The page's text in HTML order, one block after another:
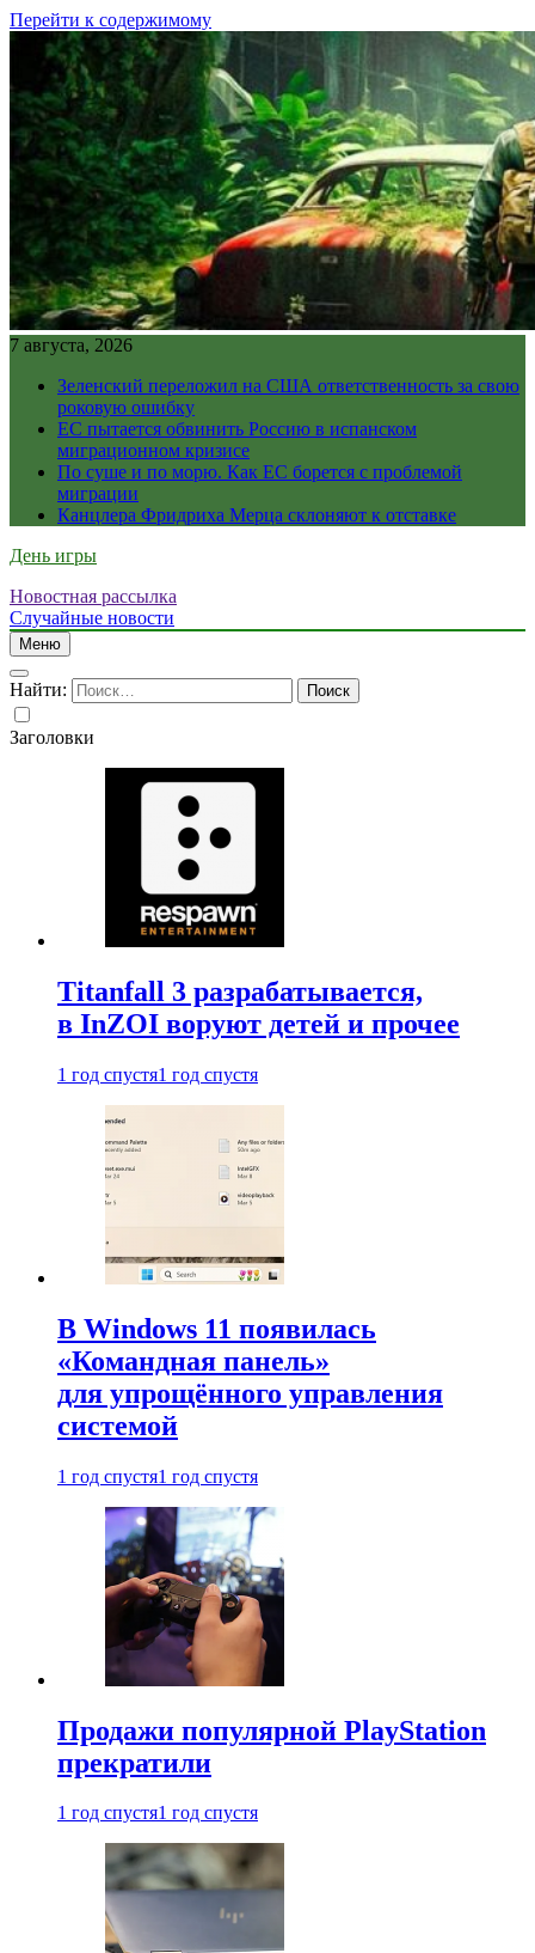
Перейти к содержимому
7 августа, 2026
Зеленский переложил на США ответственность за свою
роковую ошибку
ЕС пытается обвинить Россию в испанском
миграционном кризисе
По суше и по морю. Как ЕС борется с проблемой
миграции
Канцлера Фридриха Мерца склоняют к отставке
День игры
Новостная рассылка
Случайные новости
Меню
Найти:
Заголовки
Titanfall 3 разрабатывается,
в InZOI воруют детей и прочее
1 год спустя1 год спустя
В Windows 11 появилась
«Командная панель»
для упрощённого управления
системой
1 год спустя1 год спустя
Продажи популярной PlayStation
прекратили
1 год спустя1 год спустя